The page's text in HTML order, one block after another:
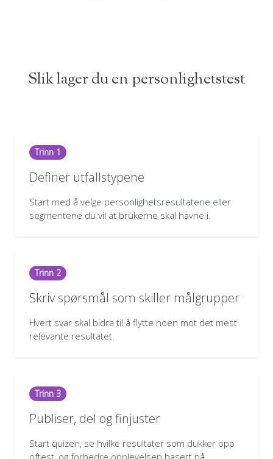
Slik lager du en personlighetstest
Trinn 1
Definer utfallstypene
Start med å velge personlighetsresultatene eller
segmentene du vil at brukerne skal havne i.
Trinn 2
Skriv spørsmål som skiller målgrupper
Hvert svar skal bidra til å flytte noen mot det mest
relevante resultatet.
Trinn 3
Publiser, del og finjuster
Start quizen, se hvilke resultater som dukker opp
oftest, og forbedre opplevelsen basert på